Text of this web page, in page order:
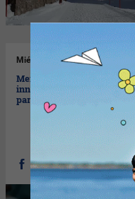
Mié13/08/2025
Mendoza, epicentro de la
innovación gastronómica
para toda Latinoamérica